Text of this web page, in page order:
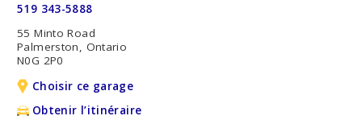
519 343-5888
55 Minto Road
Palmerston, Ontario
N0G 2P0
Choisir ce garage
Obtenir l’itinéraire